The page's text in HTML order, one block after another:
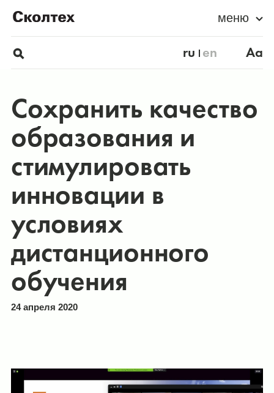
меню
ru en Aa
Сохранить качество
образования и
стимулировать
инновации в
условиях
дистанционного
обучения
24 апреля 2020